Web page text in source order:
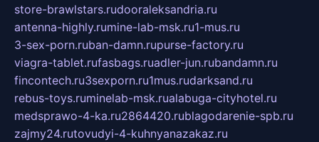
store-brawlstars.rudooraleksandria.ru
antenna-highly.rumine-lab-msk.ru1-mus.ru
3-sex-porn.ruban-damn.rupurse-factory.ru
viagra-tablet.rufasbags.ruadler-jun.rubandamn.ru
fincontech.ru3sexporn.ru1mus.rudarksand.ru
rebus-toys.ruminelab-msk.rualabuga-cityhotel.ru
medsprawo-4-ka.ru2864420.rublagodarenie-spb.ru
zajmy24.rutovudyi-4-kuhnyanazakaz.ru